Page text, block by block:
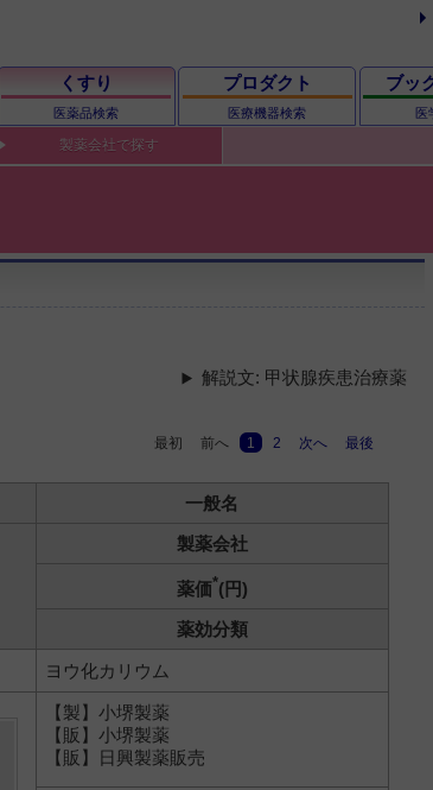
くすり
医薬品検索
プロダクト
医療機器検索
ブッ
医
製薬会社で探す
解説文: 甲状腺疾患治療薬
最初 前へ 1 2 次へ 最後
一般名
製薬会社
薬価*(円)
薬効分類
ヨウ化カリウム
【製】小堺製薬
【販】小堺製薬
【販】日興製薬販売